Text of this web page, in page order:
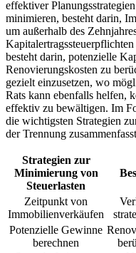
effektiver
minimieren, besteht darin,
um außerhalb des
besteht darin, potenzielle
Renovierungskosten zu
gezielt einzusetzen, wo
Rats kann ebenfalls helfen,
effektiv zu bewältigen. Im
die wichtigsten Strategien
der Trennung
Strategien zur
Minimierung von
Steuerlasten
Zeitpunkt von
Immobilienverkäufen
Potenzielle Gewinne
berechnen